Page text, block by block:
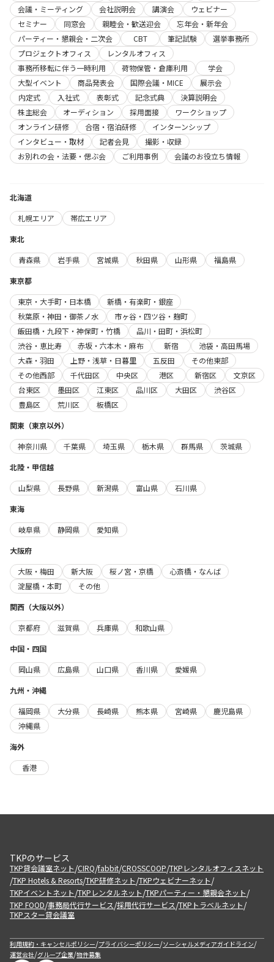
会議・ミーティング
会社説明会 講演会
ウェビナー
セミナー
同窓会 親睦会・歓送迎会
忘年会・新年会
パーティー・懇親会・二次会
CBT 筆記試験
選挙事務所
プロジェクトオフィス
レンタルオフィス
事務所移転に伴う一時利用
荷物保管・倉庫利用
学会
大型イベント
商品発表会 国際会議・MICE
展示会
内定式
入社式 表彰式 記念式典
決算説明会
株主総会
オーディション 採用面接
ワークショップ
オンライン研修
合宿・宿泊研修
インターンシップ
インタビュー・取材
記者会見
撮影・収録
お別れの会・法要・偲ぶ会
ご利用事例 会議のお役立ち情報
北海道
札幌エリア
帯広エリア
東北
青森県
岩手県 宮城県 秋田県 山形県
福島県
東京都
東京・大手町・日本橋
新橋・有楽町・銀座
秋葉原・神田・御茶ノ水
市ヶ谷・四ツ谷・麹町
飯田橋・九段下・神保町・竹橋
品川・田町・浜松町
渋谷・恵比寿
赤坂・六本木・麻布 新宿
池袋・高田馬場
大森・羽田
上野・浅草・日暮里 五反田
その他東部
その他西部
千代田区 中央区 港区 新宿区
文京区
台東区
墨田区 江東区 品川区 大田区
渋谷区
豊島区
荒川区
板橋区
関東（東京以外）
神奈川県
千葉県 埼玉県 栃木県 群馬県
茨城県
北陸・甲信越
山梨県
長野県 新潟県 富山県
石川県
東海
岐阜県
静岡県
愛知県
大阪府
大阪・梅田
新大阪 桜ノ宮・京橋
心斎橋・なんば
淀屋橋・本町
その他
関西（大阪以外）
京都府
滋賀県 兵庫県
和歌山県
中国・四国
岡山県
広島県 山口県 香川県
愛媛県
九州・沖縄
福岡県
大分県 長崎県 熊本県 宮崎県
鹿児島県
沖縄県
海外
香港
TKPのサービス
TKP貸会議室ネット/CIRQ/fabbit/CROSSCOOP/TKPレンタルオフィスネット
/TKP Hotels & Resorts/TKP研修ネット/TKPウェビナーネット/
TKPイベントネット/TKPレンタルネット/TKPパーティー・懇親会ネット/
TKP FOOD/事務局代行サービス/採用代行サービス/TKPトラベルネット/
TKPスター貸会議室
利用規約・キャンセルポリシー/プライバシーポリシー/ソーシャルメディアガイドライン/
運営会社/グループ企業/物件募集